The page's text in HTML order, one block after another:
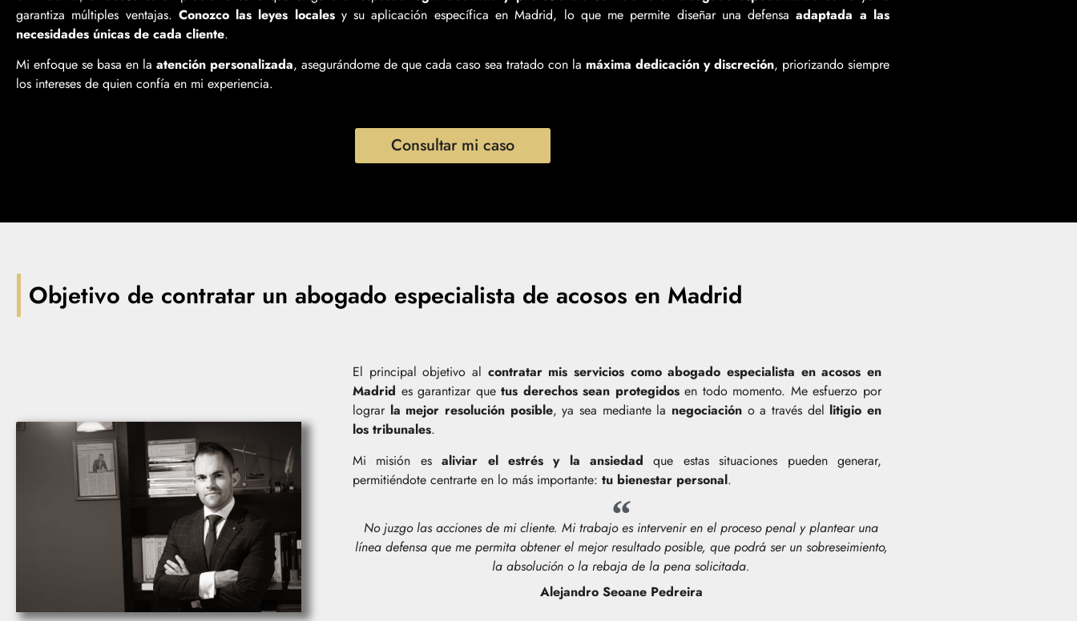
garantiza múltiples ventajas. Conozco las leyes localesy su aplicación específica en Madrid, lo que me permite diseñar una defensaadaptada a las
necesidades únicas de cada cliente.
Mi enfoque se basa en la atención personalizada, asegurándome de que cada caso sea tratado con la máxima dedicación y discreción, priorizando siempre
los intereses de quien confía en mi experiencia.
Consultar mi caso
Objetivo de contratar un abogado especialista de acosos en Madrid
El principal objetivo al contratar mis servicios como abogado especialista en acosos en
Madrid es garantizar quetus derechos sean protegidosen todo momento. Me esfuerzo por
lograr la mejor resolución posible, ya sea mediante la negociación o a través del litigio en
los tribunales.
Mi misión esaliviar el estrés y la ansiedad que estas situaciones pueden generar,
permitiéndote centrarte en lo más importante:tu bienestar personal.
No juzgo las acciones de mi cliente. Mi trabajo es intervenir en el proceso penal y plantear una
línea defensa que me permita obtener el mejor resultado posible, que podrá ser un sobreseimiento,
la absolución o la rebaja de la pena solicitada.
Alejandro Seoane Pedreira